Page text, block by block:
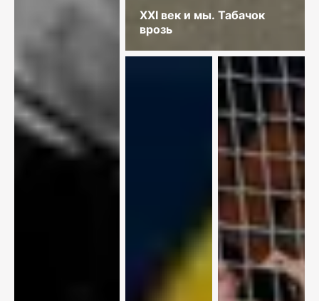
XXI век и мы. Табачок
врозь